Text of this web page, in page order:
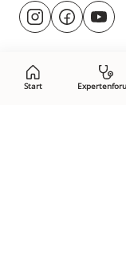
Start
Besuche
uns@rund.ums.baby